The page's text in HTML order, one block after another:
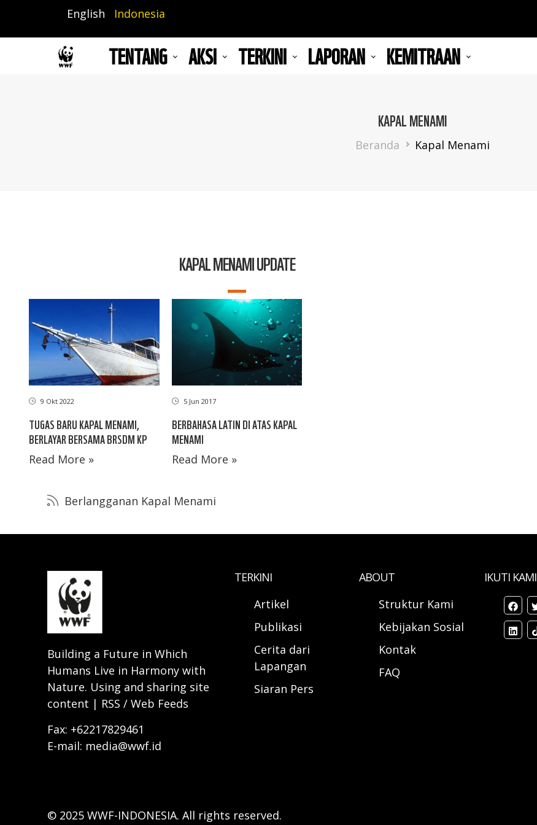
isi
English Indonesia
TENTANG AKSI TERKINI LAPORAN KEMITRAAN
KAPAL MENAMI
Breadcrumb
Beranda Kapal Menami
KAPAL MENAMI UPDATE
9 Okt 2022
TUGAS BARU KAPAL MENAMI,
BERLAYAR BERSAMA BRSDM KP
Read More »
5 Jun 2017
BERBAHASA LATIN DI ATAS KAPAL
MENAMI
Read More »
Berlangganan Kapal Menami
Building a Future in Which
Humans Live in Harmony with
Nature. Using and sharing site
content | RSS / Web Feeds
Fax: +62217829461
E-mail: media@wwf.id
TERKINI
Artikel
Publikasi
Cerita dari
Lapangan
Siaran Pers
ABOUT
Struktur Kami
Kebijakan Sosial
Kontak
FAQ
IKUTI KAMI
© 2025 WWF-INDONESIA. All rights reserved.